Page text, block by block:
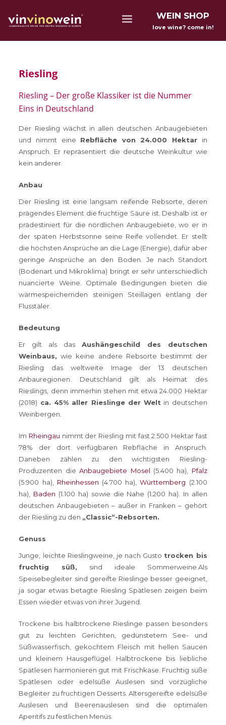
WEIN SHOP
love wine? come in!
Riesling
Riesling – Der große Klassiker ist die Nummer
Eins in Deutschland
Der Riesling wächst in allen deutschen Anbaugebieten
und nimmt eine Rebfläche von 24.000 Hektar in
Anspruch. Er repräsentiert die deutsche Weinkultur wie
kein anderer.
Anbau
Der Riesling ist eine langsam reifende Rebsorte, deren
prägendes Element die fruchtige Säure ist. Deshalb ist er
prädestiniert für die nördlichen Anbaugebiete, wo er in
der späten Herbstsonne seine Reife vollendet. Er stellt
die höchsten Ansprüche an die Lage (Energie), dafür aber
geringe Ansprüche an den Boden. Je nach Standort
(Bodenart und Mikroklima) bringt er sehr unterschiedlich
nuancierte Weine. Optimale Bedingungen bieten die
wärmespeichernden steinigen Steillagen entlang der
Flusstäler.
Bedeutung
Er gilt als das Aushängeschild des deutschen
Weinbaus, wie keine andere Rebsorte bestimmt der
Riesling das weltweite Image der 13 deutschen
Anbauregionen. Deutschland gilt als Heimat des
Rieslings, denn immerhin stehen mit etwa 24.000 Hektar
(2018) ca. 45% aller Rieslinge der Welt in deutschen
Weinbergen.
Im Rheingau nimmt der Riesling mit fast 2.500 Hektar fast
78% der dort verfügbaren Rebfläche in Anspruch.
Daneben zählen zu den wichtigsten Riesling-
Produzenten dieAnbaugebiete Mosel (5.400 ha), Pfalz
(5.900 ha), Rheinhessen (4.700 ha),Württemberg (2.100
ha), Baden (1.100 ha) sowie die Nahe (1.200 ha). In allen
deutschen Anbaugebieten – außer in Franken – gehört
der Riesling zu den „Classic“-Rebsorten.
Genuss
Junge, leichte Rieslingweine, je nach Gusto trocken bis
fruchtig süß, sind ideale Sommerweine.Als
Speisebegleiter sind gereifte Rieslinge besser geeignet,
ja sogar etwas betagte Riesling Spätlesen zeigen beim
Essen wieder etwas von ihrer Jugend.
Trockene bis halbtrockene Rieslinge passen besonders
gut zu leichten Gerichten, gedünstetem See- und
Süßwasserfisch, gekochtem Fleisch mit hellen Saucen
und kleinem Hausgeflügel. Halbtrockene bis liebliche
Spätlesen harmonieren gut mit Frischkäse. Fruchtig süße
Spätlesen oder edelsüße Auslesen sind vorzügliche
Begleiter zu fruchtigen Desserts. Altersgereifte edelsüße
Auslesen und Beerenauslesen sind die optimalen
Aperitifs zu festlichen Menüs.